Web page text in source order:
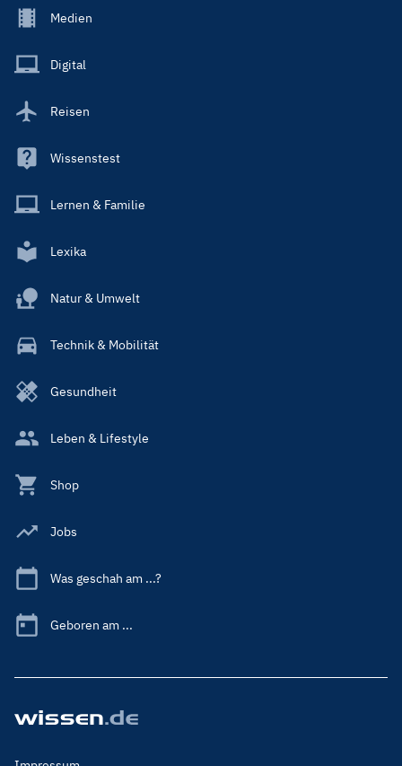
Footer
Main
Medien
Digital
Reisen
Wissenstest
Lernen & Familie
Lexika
Natur & Umwelt
Technik & Mobilität
Gesundheit
Leben & Lifestyle
Shop
Jobs
Was geschah am ...?
Geboren am ...